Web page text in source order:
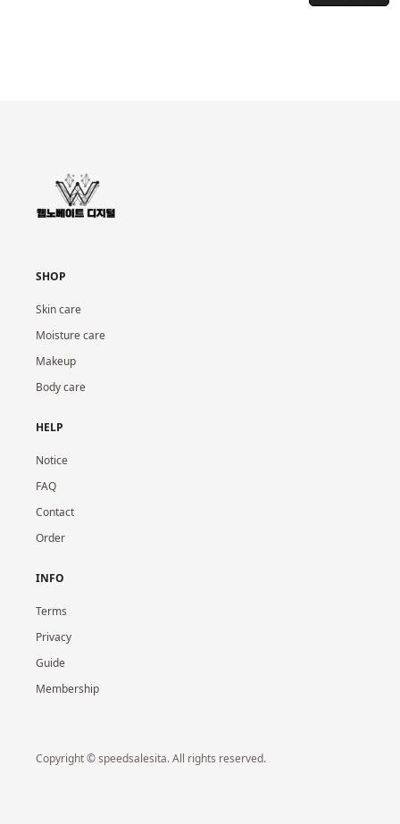
SHOP
Skin care
Moisture care
Makeup
Body care
HELP
Notice
FAQ
Contact
Order
INFO
Terms
Privacy
Guide
Membership
Copyright © speedsalesita. All rights reserved.